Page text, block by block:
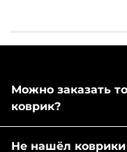
Можно заказать
коврик?
Не нашёл коврики